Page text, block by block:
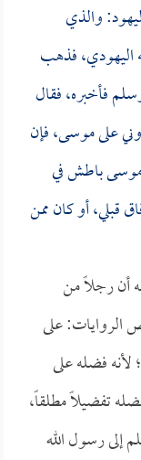
والذي
فذهب
فأخبره، فقال
على موسى، فإن
موسى باطش في
قبلي، أو كان ممن
أن رجلاً من
الروايات: على
فضله على
تفضيلاً مطلقاً،
إلى رسول الله